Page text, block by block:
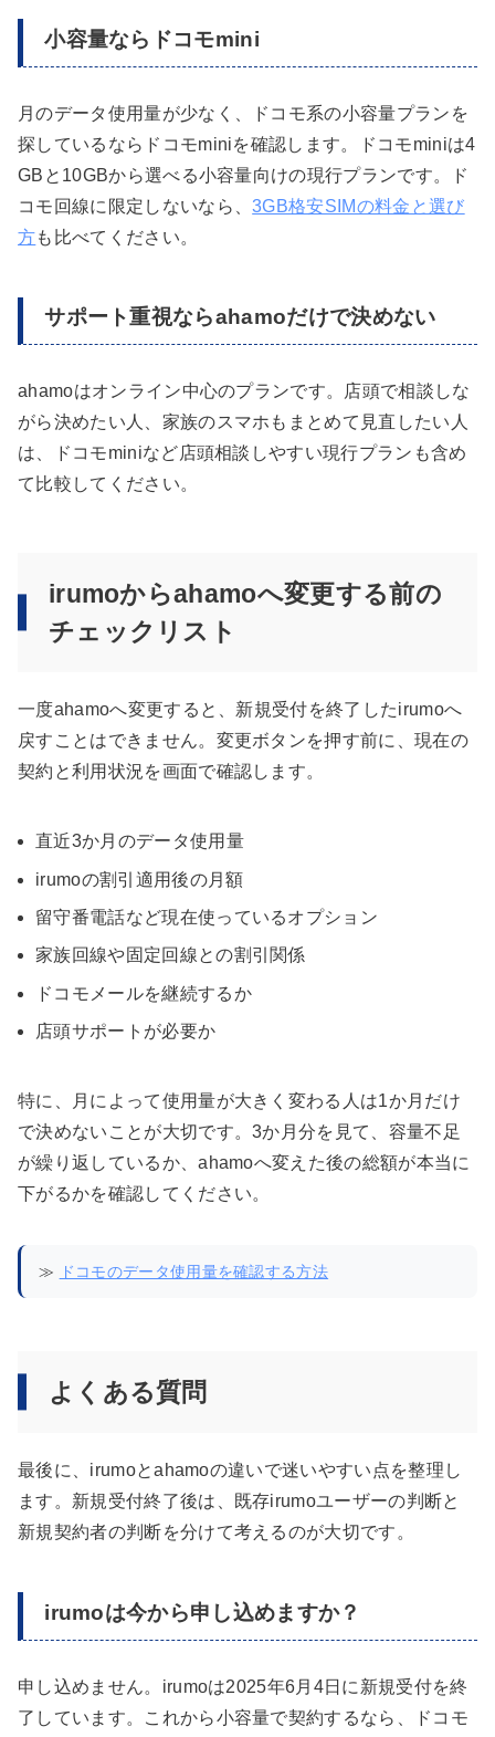
小容量ならドコモmini
月のデータ使用量が少なく、ドコモ系の小容量プランを
探しているならドコモminiを確認します。ドコモminiは4
GBと10GBから選べる小容量向けの現行プランです。ド
コモ回線に限定しないなら、3GB格安SIMの料金と選び
方も比べてください。
サポート重視ならahamoだけで決めない
ahamoはオンライン中心のプランです。店頭で相談しな
がら決めたい人、家族のスマホもまとめて見直したい人
は、ドコモminiなど店頭相談しやすい現行プランも含め
て比較してください。
irumoからahamoへ変更する前の
チェックリスト
一度ahamoへ変更すると、新規受付を終了したirumoへ
戻すことはできません。変更ボタンを押す前に、現在の
契約と利用状況を画面で確認します。
直近3か月のデータ使用量
irumoの割引適用後の月額
留守番電話など現在使っているオプション
家族回線や固定回線との割引関係
ドコモメールを継続するか
店頭サポートが必要か
特に、月によって使用量が大きく変わる人は1か月だけ
で決めないことが大切です。3か月分を見て、容量不足
が繰り返しているか、ahamoへ変えた後の総額が本当に
下がるかを確認してください。
≫ ドコモのデータ使用量を確認する方法
よくある質問
最後に、irumoとahamoの違いで迷いやすい点を整理し
ます。新規受付終了後は、既存irumoユーザーの判断と
新規契約者の判断を分けて考えるのが大切です。
irumoは今から申し込めますか？
申し込めません。irumoは2025年6月4日に新規受付を終
了しています。これから小容量で契約するなら、ドコモ